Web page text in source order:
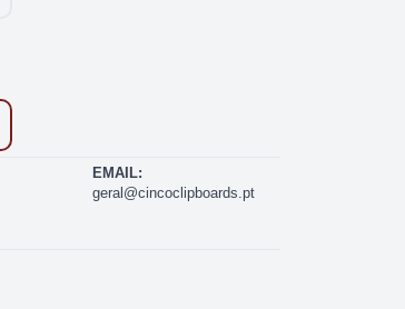
EMAIL:
geral@cincoclipboards.pt